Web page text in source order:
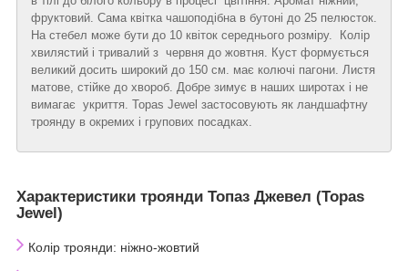
фруктовий. Сама квітка чашоподібна в бутоні до 25 пелюсток.
На стебел може бути до 10 квіток середнього розміру. Колір
хвилястий і тривалий з червня до жовтня. Куст формується
великий досить широкий до 150 см. має колючі пагони. Листя
матове, стійке до хвороб. Добре зимує в наших широтах і не
вимагає укриття. Topas Jewel застосовують як ландшафтну
троянду в окремих і групових посадках.
Характеристики троянди Топаз Джевел (Topas
Jewel)
Колір троянди: ніжно-жовтий